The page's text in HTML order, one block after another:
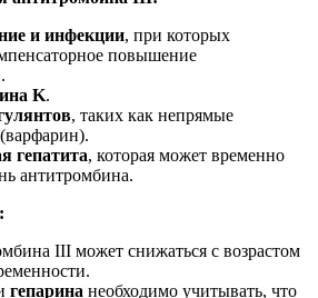
и инфекции, при которых
повышение
K.
, таких как непрямые
гепатита, которая может временно
антитромбина.
III может снижаться с возрастом
гепарина необходимо учитывать, что